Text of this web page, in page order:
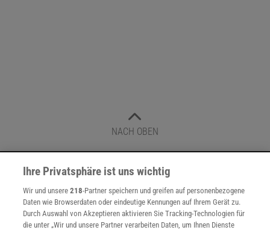
NACH OBEN
Für Sie im Spektrum-Shop und am Kiosk:
Ihre Privatsphäre ist uns wichtig
Wir und unsere218-Partner speichern und greifen auf personenbezogene
Daten wie Browserdaten oder eindeutige Kennungen auf Ihrem Gerät zu.
Durch Auswahl von Akzeptieren aktivieren Sie Tracking-Technologien für
die unter „Wir und unsere Partner verarbeiten Daten, um Ihnen Dienste